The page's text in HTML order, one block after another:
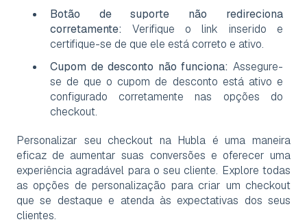
Botão de suporte não redireciona
corretamente: Verifique o link inserido e
certifique-se de que ele está correto e ativo.
Cupom de desconto não funciona: Assegure-
se de que o cupom de desconto está ativo e
configurado corretamente nas opções do
checkout.
Personalizar seu checkout na Hubla é uma maneira
eficaz de aumentar suas conversões e oferecer uma
experiência agradável para o seu cliente. Explore todas
as opções de personalização para criar um checkout
que se destaque e atenda às expectativas dos seus
clientes.